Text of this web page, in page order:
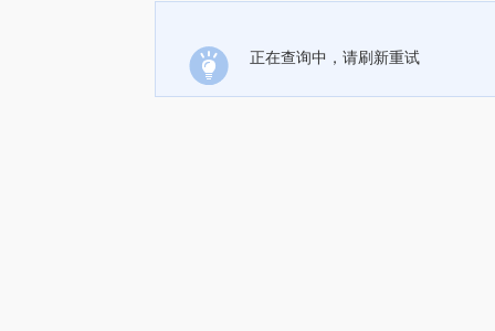
正在查询中，请刷新重试